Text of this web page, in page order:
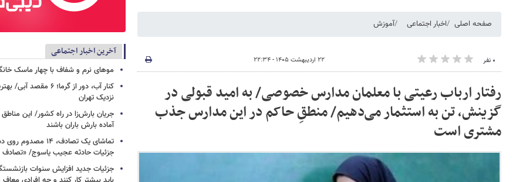
صفحه اصلی اخبار اجتماعی آموزش
۰ نفر ۲۲ اردیبهشت ۱۴۰۵ - ۲۲:۳۴
رفتار ارباب رعیتی با معلمان مدارس خصوصی/ به امید قبولی در
گزینش، تن به استثمار می‌دهیم/ منطقِ حاکم در این مدارس جذب
مشتری است
آخرین اخبار اجتماعی
موهای نرم و شفاف با چهار ماسک
کنار آب، دور از گرما؛ ۶
نزدیک تهران
جریان بارش‌زا در راه کشور/ این مناطق
آماده بارش باران باشند
تماشای یک تصادف، ۱۴
جزئیات حادثه عجیب یاسوج/ «تصادف
جزئیات جدید افزایش سنوات